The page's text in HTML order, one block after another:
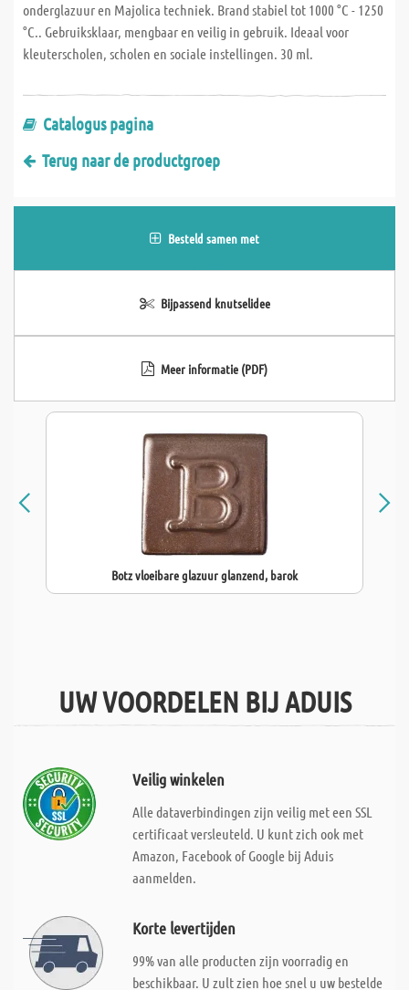
onderglazuur en Majolica techniek. Brand stabiel tot 1000 °C - 1250
°C.. Gebruiksklaar, mengbaar en veilig in gebruik. Ideaal voor
kleuterscholen, scholen en sociale instellingen. 30 ml.
Catalogus pagina
Terug naar de productgroep
Besteld samen met
Bijpassend knutselidee
Meer informatie (PDF)
Botz vloeibare glazuur glanzend, barok
UW VOORDELEN BIJ ADUIS
Veilig winkelen
Alle dataverbindingen zijn veilig met een SSL
certificaat versleuteld. U kunt zich ook met
Amazon, Facebook of Google bij Aduis
aanmelden.
Korte levertijden
99% van alle producten zijn voorradig en
beschikbaar. U zult zien hoe snel u uw bestelde